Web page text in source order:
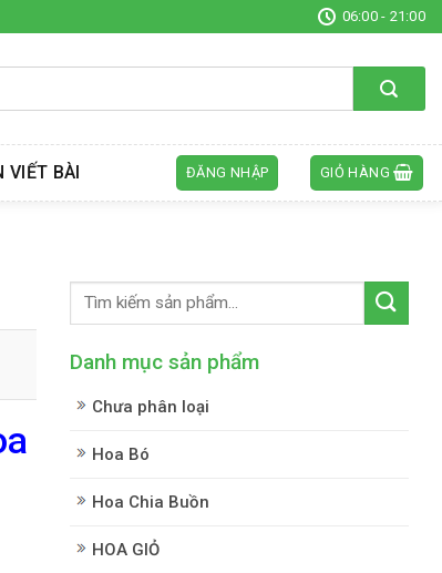
06:00 - 21:00
VIẾT BÀI ĐĂNG NHẬP GIỎ HÀNG
Danh mục sản phẩm
Chưa phân loại
Hoa Bó
Hoa Chia Buồn
HOA GIỎ